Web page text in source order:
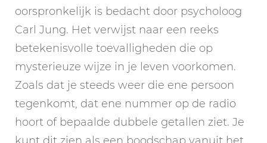
oorspronkelijk is bedacht door psycholoog
Carl Jung. Het verwijst naar een reeks
betekenisvolle toevalligheden die op
mysterieuze wijze in je leven voorkomen.
Zoals dat je steeds weer die ene persoon
tegenkomt, dat ene nummer op de radio
hoort of bepaalde dubbele getallen ziet. Je
kunt dit zien als een boodschap vanuit het